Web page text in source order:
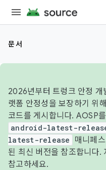
문서
2026년부터 트렁크 안정 개
랫폼 안정성을 보장하기 위
코드를 게시합니다. AOSP
android-latest-
latest-release
매니페
된 최신 버전을 참조합니다.
참고하세요.